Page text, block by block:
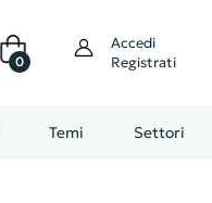
0
Accedi
Registrati
Temi Settori